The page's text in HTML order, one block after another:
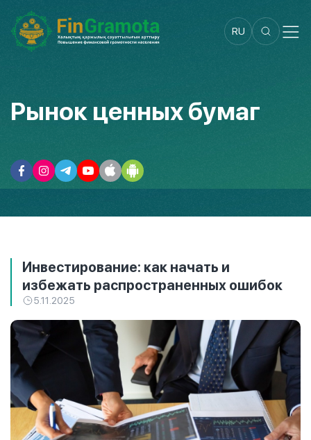
RU
Рынок ценных бумаг
Инвестирование: как начать и
избежать распространенных ошибок
5.11.2025